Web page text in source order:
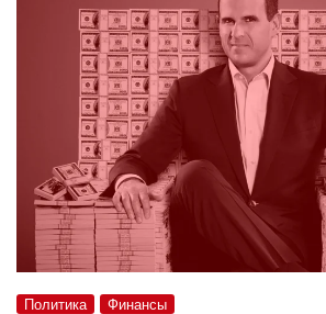
Политика Финансы